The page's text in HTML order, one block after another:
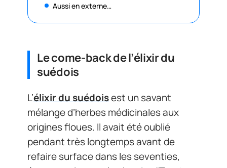
Aussi en externe…
Le come-back de l’élixir du
suédois
L’élixir du suédoisest un savant
mélange d’herbes médicinales aux
origines floues. Il avait été oublié
pendant très longtemps avant de
refaire surface dans les seventies,